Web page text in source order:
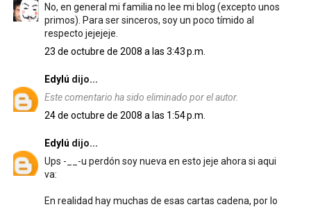
No, en general mi familia no lee mi blog (excepto unos
primos). Para ser sinceros, soy un poco tímido al
respecto jejejeje.
23 de octubre de 2008 a las 3:43 p.m.
Edylú dijo...
Este comentario ha sido eliminado por el autor.
24 de octubre de 2008 a las 1:54 p.m.
Edylú dijo...
Ups -__-u perdón soy nueva en esto jeje ahora si aqui
va:
En realidad hay muchas de esas cartas cadena, por lo